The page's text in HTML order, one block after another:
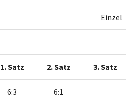
Einzel
1. Satz 2. Satz 3. Satz
6:3 6:1